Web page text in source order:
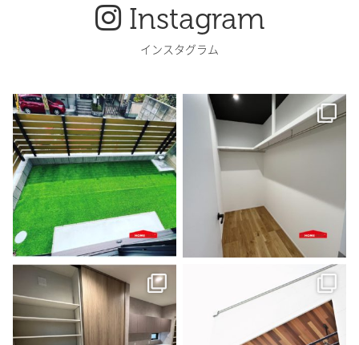
Instagram
インスタグラム